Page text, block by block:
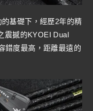
基礎下，經歷2年的精
震撼的KYOEI Dual
錯度最高，距離最遠的